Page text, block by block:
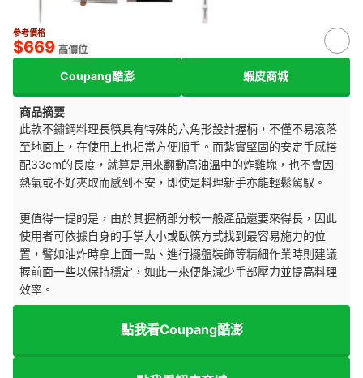
參考價格
$669 高價位
Coupang酷澎 蝦皮商城
商品摘要
此款不鏽鋼料理長筷具有特殊的六角形設計握柄，不僅不易滾落
至地面上，在使用上也相當方便順手。 而紮實堅固的安定手感搭
配33cm的長度 ，就算是用來翻動高油溫中的炸雞塊，也不會因
熱氣或不好夾取而感到不安，即使是料理新手亦能輕鬆駕馭。
更值得一提的是，由於其握柄部分較一般產品還要來得長，因此
使用者可依據自身的手掌大小或臥筷方式找到最容易施力的位
置，譬如油炸時拿上面一點、進行擺盤裝飾等精細作業時則建議
握前面一些以保持穩定，如此一來便能減少手部壓力並提高料理
效率。
點我看Coupang酷澎